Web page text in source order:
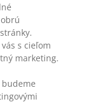
s cieľom
marketing.